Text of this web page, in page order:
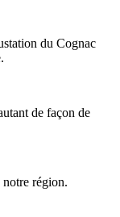
du Cognac
de façon de
région.